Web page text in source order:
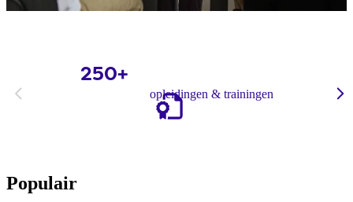
Kort samengevat
250+
opleidingen & trainingen
Populair